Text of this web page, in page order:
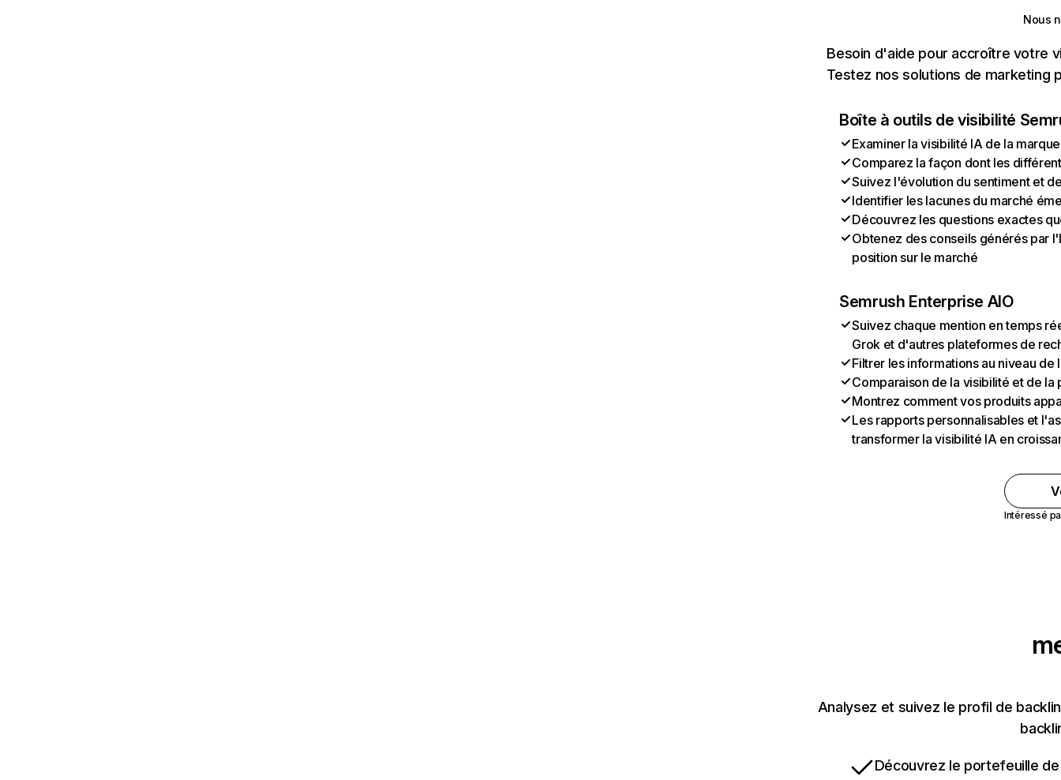
Nous
Besoin d'aide pour accroître votre
Testez nos solutions de marketing
Boîte à outils de visibilité
Examiner la visibilité IA de la marque
Comparez la façon dont les
Suivez l'évolution du sentiment et
Identifier les lacunes du marché
Découvrez les questions exactes
Obtenez des conseils générés par
position sur le marché
Semrush Enterprise AIO
Suivez chaque mention en temps
Grok et d'autres plateformes de
Filtrer les informations au niveau
Comparaison de la visibilité et de
Montrez comment vos produits
Les rapports personnalisables et
transformer la visibilité IA en
Intéressé
Analysez et suivez le profil de
Découvrez le portefeuille